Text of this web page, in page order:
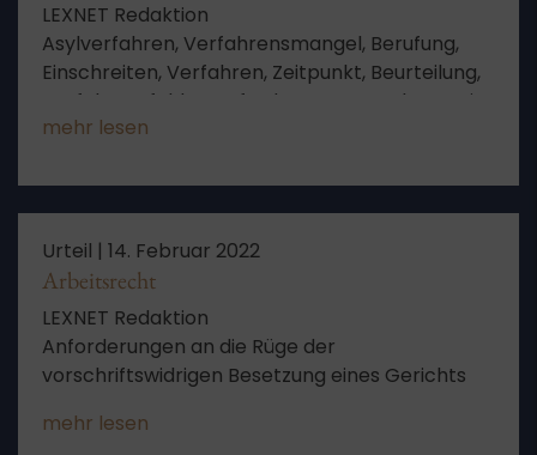
LEXNET Redaktion
Asylverfahren, Verfahrensmangel, Berufung,
Einschreiten, Verfahren, Zeitpunkt, Beurteilung,
Verfahrensfehler, Anforderungen, Rechtsstreit,
Umverteilung, Ausgleich, Kenntnis,
mehr lesen
Urteil | 14. Februar 2022
Arbeitsrecht
LEXNET Redaktion
Anforderungen an die Rüge der
vorschriftswidrigen Besetzung eines Gerichts
mehr lesen